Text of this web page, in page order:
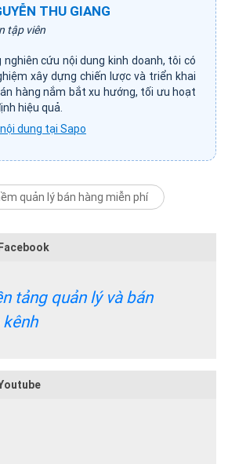
THU GIANG
tập viên
cứu nội dung kinh doanh, tôi có
xây dựng chiến lược và triển khai
hàng nắm bắt xu hướng, tối ưu hoạt
hiệu quả.
dung tại Sapo
quản lý bán hàng miễn phí
tảng quản lý và bán